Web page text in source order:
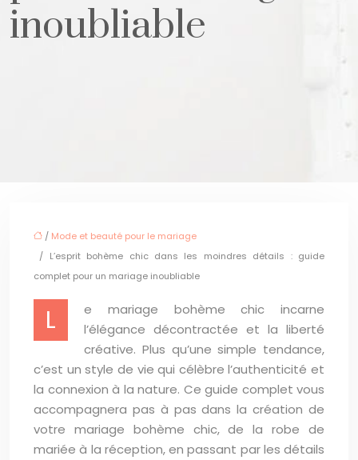
inoubliable
/ Mode et beauté pour le mariage
/ L’esprit bohème chic dans les moindres détails : guide
complet pour un mariage inoubliable
L
e mariage bohème chic incarne
l’élégance décontractée et la liberté
créative. Plus qu’une simple tendance,
c’est un style de vie qui célèbre l’authenticité et
la connexion à la nature. Ce guide complet vous
accompagnera pas à pas dans la création de
votre mariage bohème chic, de la robe de
mariée à la réception, en passant par les détails